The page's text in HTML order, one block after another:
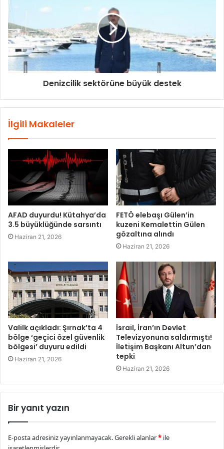
Denizcilik sektörüne büyük destek
İlgili Makaleler
AFAD duyurdu! Kütahya’da
3.5 büyüklüğünde sarsıntı
Haziran 21, 2026
FETÖ elebaşı Gülen’in
kuzeni Kemalettin Gülen
gözaltına alındı
Haziran 21, 2026
Valilk açıkladı: Şırnak’ta 4
bölge ‘geçici özel güvenlik
bölgesi’ duyuru edildi
Haziran 21, 2026
İsrail, İran’ın Devlet
Televizyonuna saldırmıştı!
İletişim Başkanı Altun’dan
tepki
Haziran 21, 2026
Bir yanıt yazın
E-posta adresiniz yayınlanmayacak.Gerekli alanlar* ile